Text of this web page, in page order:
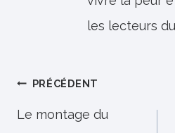
les lecteurs
Navigation
de
PRÉCÉDENT
Le montage du